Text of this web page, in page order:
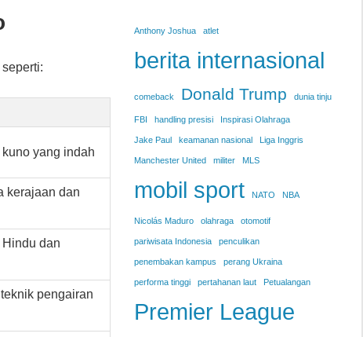
yang indah
kerajaan dan
dan
pengairan
Anthony Joshua atlet
berita internasional
comeback Donald Trump dunia tinju
FBI handling presisi Inspirasi Olahraga
Jake Paul keamanan nasional Liga Inggris
Manchester United militer MLS
mobil sport NATO NBA
Nicolás Maduro olahraga otomotif
pariwisata Indonesia penculikan
penembakan kampus perang Ukraina
performa tinggi pertahanan laut Petualangan
Premier League